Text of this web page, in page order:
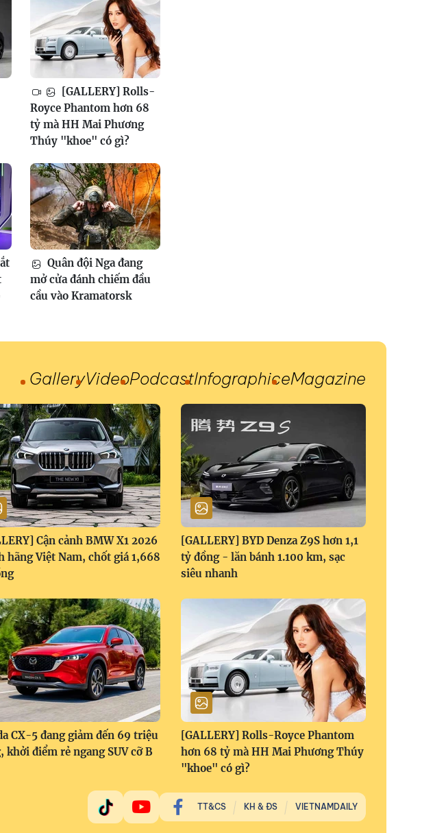
[GALLERY] Rolls-
Royce Phantom hơn 68
tỷ mà HH Mai Phương
Thúy "khoe" có gì?
Quân đội Nga đang
mở cửa đánh chiếm đầu
cầu vào Kramatorsk
GalleryVideoPodcastInfographiceMagazine
Cận cảnh BMW X1 2026
hãng Việt Nam, chốt giá 1,668
[GALLERY] BYD Denza Z9S hơn 1,1
tỷ đồng - lăn bánh 1.100 km, sạc
siêu nhanh
CX-5 đang giảm đến 69 triệu
khởi điểm rẻ ngang SUV cỡ B
[GALLERY] Rolls-Royce Phantom
hơn 68 tỷ mà HH Mai Phương Thúy
"khoe" có gì?
TT&CS KH & ĐS VIETNAMDAILY